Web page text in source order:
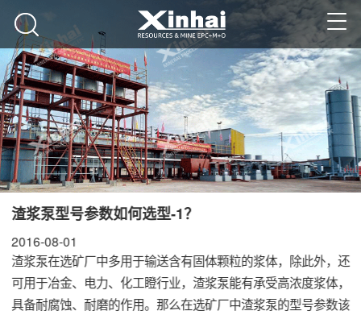
渣浆泵型号参数如何选型-1？
2016-08-01
渣浆泵在选矿厂中多用于输送含有固体颗粒的浆体，除此外，还
可用于冶金、电力、化工瞪行业，渣浆泵能有承受高浓度浆体，
具备耐腐蚀、耐磨的作用。那么在选矿厂中渣浆泵的型号参数该